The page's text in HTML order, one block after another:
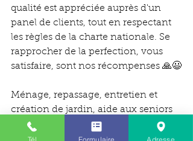
qualité est appréciée auprès d'un
panel de clients, tout en respectant
les règles de la charte nationale. Se
rapprocher de la perfection, vous
satisfaire, sont nos récompenses 🙏😃
Ménage, repassage, entretien et
création de jardin, aide aux seniors
sur Biscarrosse, Parentis en Born,
Sanguinet, Mimizan et alentours.
Tél Formulaire Adresse